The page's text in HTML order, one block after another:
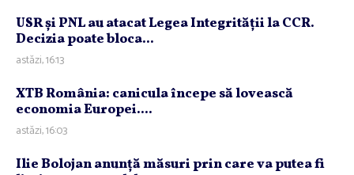
USR şi PNL au atacat Legea Integrităţii la CCR.
Decizia poate bloca...
astăzi, 16:13
XTB România: canicula începe să lovească
economia Europei....
astăzi, 16:03
Ilie Bolojan anunţă măsuri prin care va putea fi